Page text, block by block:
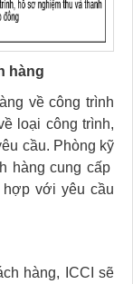
hàng
về công trình
loại công trình,
cầu. Phòng kỹ
hàng cung cấp
với yêu cầu
hàng, ICCI sẽ